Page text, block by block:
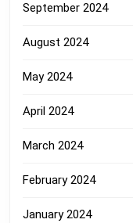
September 2024
August 2024
May 2024
April 2024
March 2024
February 2024
January 2024